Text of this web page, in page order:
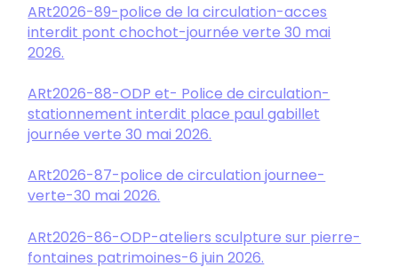
ARt2026-89-police de la circulation-acces
interdit pont chochot-journée verte 30 mai
2026.
ARt2026-88-ODP et- Police de circulation-
stationnement interdit place paul gabillet
journée verte 30 mai 2026.
ARt2026-87-police de circulation journee-
verte-30 mai 2026.
ARt2026-86-ODP-ateliers sculpture sur pierre-
fontaines patrimoines-6 juin 2026.